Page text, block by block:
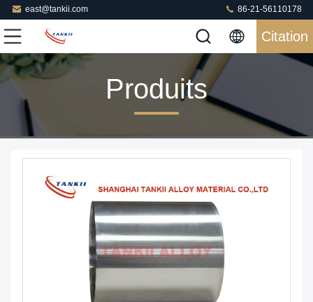
east@tankii.com 86-21-56110178
Citation
Produits